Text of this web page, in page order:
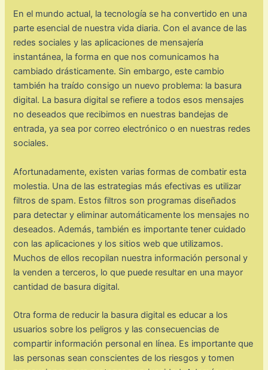
En el mundo actual, la tecnología se ha convertido en una
parte esencial de nuestra vida diaria. Con el avance de las
redes sociales y las aplicaciones de mensajería
instantánea, la forma en que nos comunicamos ha
cambiado drásticamente. Sin embargo, este cambio
también ha traído consigo un nuevo problema: la basura
digital. La basura digital se refiere a todos esos mensajes
no deseados que recibimos en nuestras bandejas de
entrada, ya sea por correo electrónico o en nuestras redes
sociales.
Afortunadamente, existen varias formas de combatir esta
molestia. Una de las estrategias más efectivas es utilizar
filtros de spam. Estos filtros son programas diseñados
para detectar y eliminar automáticamente los mensajes no
deseados. Además, también es importante tener cuidado
con las aplicaciones y los sitios web que utilizamos.
Muchos de ellos recopilan nuestra información personal y
la venden a terceros, lo que puede resultar en una mayor
cantidad de basura digital.
Otra forma de reducir la basura digital es educar a los
usuarios sobre los peligros y las consecuencias de
compartir información personal en línea. Es importante que
las personas sean conscientes de los riesgos y tomen